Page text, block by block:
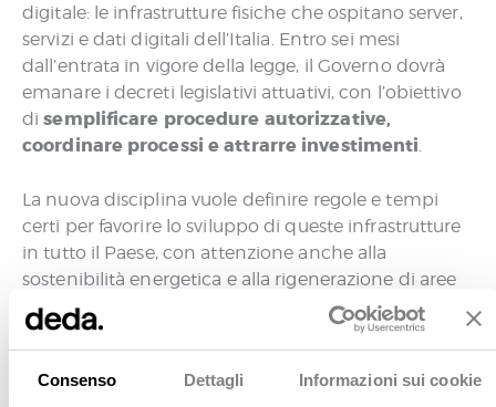
Consenso Dettagli Informazioni sui cookie
digitale: le infrastrutture fisiche che ospitano server,
servizi e dati digitali dell’Italia. Entro sei mesi
dall’entrata in vigore della legge, il Governo dovrà
emanare i decreti legislativi attuativi, con l’obiettivo
disemplificare procedure autorizzative,
coordinare processi e attrarre investimenti.
La nuova disciplina vuole definire regole e tempi
certi per favorire lo sviluppo di queste infrastrutture
in tutto il Paese, con attenzione anche alla
sostenibilità energetica e alla rigenerazione di aree
dismesse, in un momento in cui l’aumento dei
servizi digitali, dell’intelligenza artificiale e della
sempre più performanti.